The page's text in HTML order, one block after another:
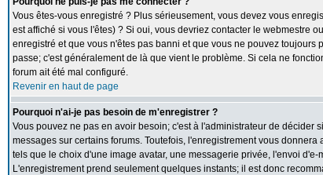
Vous êtes-vous enregistré ? Plus sérieusement, vous devez vous
est affiché si vous l'êtes) ? Si oui, vous devriez contacter le webmestre
enregistré et que vous n'êtes pas banni et que vous ne pouvez toujours
passe; c'est généralement de là que vient le problème. Si cela ne
forum ait été mal configuré.
Revenir en haut de page
Pourquoi n'ai-je pas besoin de m'enregistrer ?
Vous pouvez ne pas en avoir besoin; c'est à l'administrateur de décider
messages sur certains forums. Toutefois, l'enregistrement vous
tels que le choix d'une image avatar, une messagerie privée, l'envoi
L'enregistrement prend seulement quelques instants; il est donc